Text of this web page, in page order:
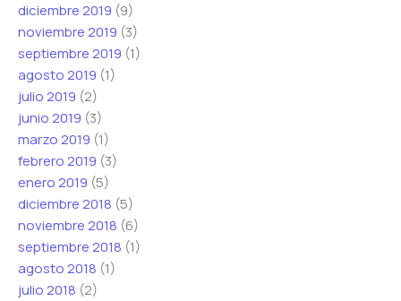
diciembre 2019 (9)
noviembre 2019 (3)
septiembre 2019 (1)
agosto 2019 (1)
julio 2019 (2)
junio 2019 (3)
marzo 2019 (1)
febrero 2019 (3)
enero 2019 (5)
diciembre 2018 (5)
noviembre 2018 (6)
septiembre 2018 (1)
agosto 2018 (1)
julio 2018 (2)